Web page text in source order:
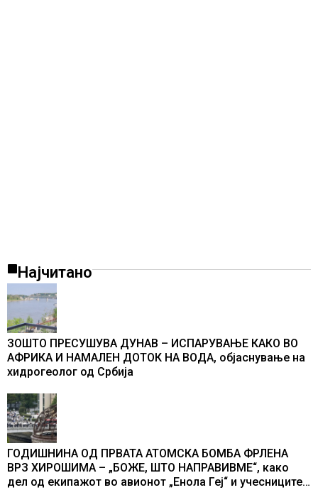
Најчитано
ЗОШТО ПРЕСУШУВА ДУНАВ – ИСПАРУВАЊЕ КАКО ВО
АФРИКА И НАМАЛЕН ДОТОК НА ВОДА, објаснување на
хидрогеолог од Србија
ГОДИШНИНА ОД ПРВАТА АТОМСКА БОМБА ФРЛЕНА
ВРЗ ХИРОШИМА – „БОЖЕ, ШТО НАПРАВИВМЕ“, како
дел од екипажот во авионот „Енола Геј“ и учесниците